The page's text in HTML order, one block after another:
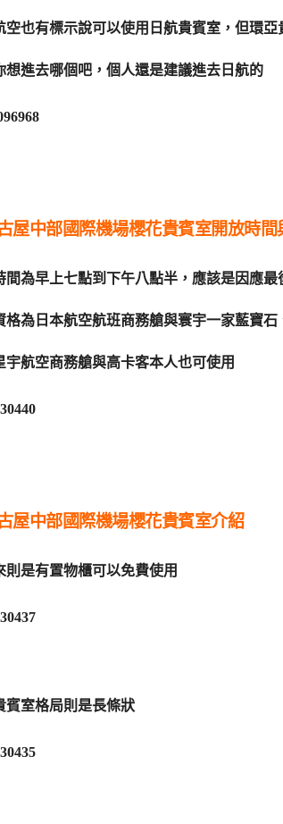
空也有標示說可以使用日航貴賓室，但環
想進去哪個吧，個人還是建議進去日航的
屋中部國際機場櫻花貴賓室開放時間
間為早上七點到下午八點半，應該是因應
格為日本航空航班商務艙與寰宇一家藍寶石
宇航空商務艙與高卡客本人也可使用
屋中部國際機場櫻花貴賓室介紹
則是有置物櫃可以免費使用
賓室格局則是長條狀